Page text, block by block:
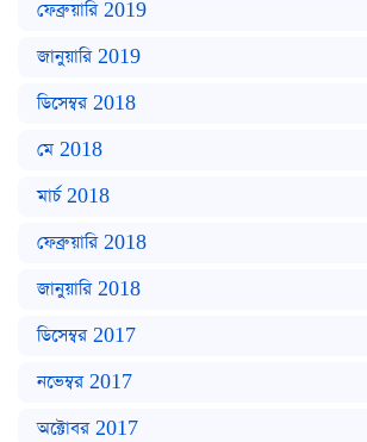
ফেব্রুয়ারি 2019
জানুয়ারি 2019
ডিসেম্বর 2018
মে 2018
মার্চ 2018
ফেব্রুয়ারি 2018
জানুয়ারি 2018
ডিসেম্বর 2017
নভেম্বর 2017
অক্টোবর 2017